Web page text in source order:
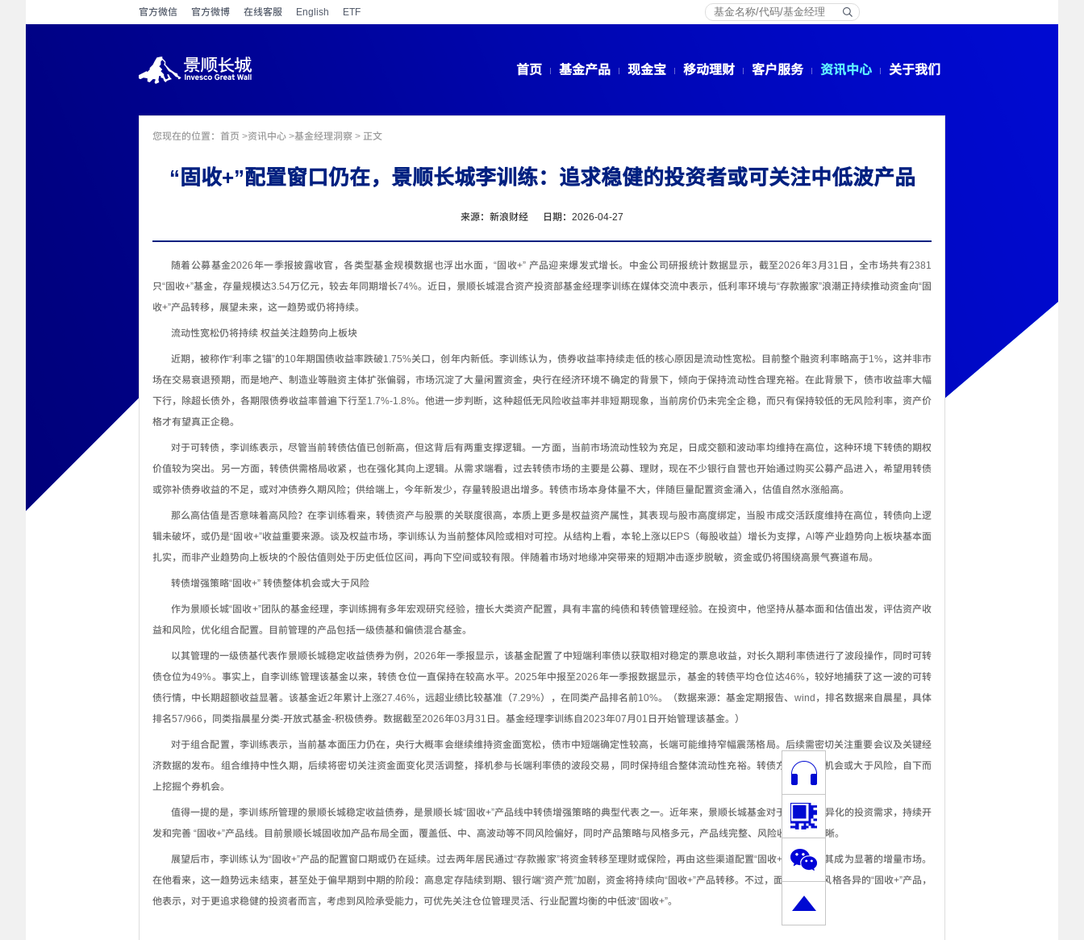
官方微信 官方微博 在线客服 English ETF
首页 基金产品 现金宝 移动理财 客户服务 资讯中心 关于我们
您现在的位置： 首页 >资讯中心 >基金经理洞察 > 正文
“固收+”配置窗口仍在，景顺长城李训练：追求稳健的投资者或可关注中低波产品
来源：新浪财经 日期：2026-04-27
随着公募基金2026年一季报披露收官，各类型基金规模数据也浮出水面，“固收+” 产品迎来爆发式增长。中金公司研报统计数据显示，截至2026年3 月 31 日，全市场共有2381
只“固收+”基金，存量规模达3.54万亿元，较去年同期增长74%。近日，景顺长城混合资产投资部基金经理李训练在媒体交流中表示，低利率环境与“存款搬家”浪潮正持续推动资金向“固
收+”产品转移，展望未来，这一趋势或仍将持续。
流动性宽松仍将持续 权益关注趋势向上板块
近期，被称作“利率之锚”的10年期国债收益率跌破1.75%关口，创年内新低。李训练认为，债券收益率持续走低的核心原因是流动性宽松。目前整个融资利率略高于1%，这并非市
场在交易衰退预期，而是地产、制造业等融资主体扩张偏弱，市场沉淀了大量闲置资金，央行在经济环境不确定的背景下，倾向于保持流动性合理充裕。在此背景下，债市收益率大幅
下行，除超长债外，各期限债券收益率普遍下行至1.7%-1.8%。他进一步判断，这种超低无风险收益率并非短期现象，当前房价仍未完全企稳，而只有保持较低的无风险利率，资产价
格才有望真正企稳。
对于可转债，李训练表示，尽管当前转债估值已创新高，但这背后有两重支撑逻辑。一方面，当前市场流动性较为充足，日成交额和波动率均维持在高位，这种环境下转债的期权
价值较为突出。另一方面，转债供需格局收紧，也在强化其向上逻辑。从需求端看，过去转债市场的主要是公募、理财，现在不少银行自营也开始通过购买公募产品进入，希望用转债
或弥补债券收益的不足，或对冲债券久期风险；供给端上，今年新发少，存量转股退出增多。转债市场本身体量不大，伴随巨量配置资金涌入，估值自然水涨船高。
那么高估值是否意味着高风险？在李训练看来，转债资产与股票的关联度很高，本质上更多是权益资产属性，其表现与股市高度绑定，当股市成交活跃度维持在高位，转债向上逻
辑未破坏，或仍是“固收+”收益重要来源。谈及权益市场，李训练认为当前整体风险或相对可控。从结构上看，本轮上涨以 EPS（每股收益）增长为支撑，AI等产业趋势向上板块基本面
扎实，而非产业趋势向上板块的个股估值则处于历史低位区间，再向下空间或较有限。伴随着市场对地缘冲突带来的短期冲击逐步脱敏，资金或仍将围绕高景气赛道布局。
转债增强策略“固收+”转债整体机会或大于风险
作为景顺长城“固收+”团队的基金经理，李训练拥有多年宏观研究经验，擅长大类资产配置，具有丰富的纯债和转债管理经验。在投资中，他坚持从基本面和估值出发，评估资产收
益和风险，优化组合配置。目前管理的产品包括一级债基和偏债混合基金。
以其管理的一级债基代表作景顺长城稳定收益债券为例，2026年一季报显示，该基金配置了中短端利率债以获取相对稳定的票息收益，对长久期利率债进行了波段操作，同时可转
债仓位为49%。事实上，自李训练管理该基金以来，转债仓位一直保持在较高水平。 2025年中报至2026年一季报数据显示，基金的转债平均仓位达46%，较好地捕获了这一波的可转
债行情，中长期超额收益显著。该基金近2年累计上涨27.46%，远超业绩比较基准（7.29%），在同类产品排名前10%。（数据来源：基金定期报告、 wind ，排名数据来自晨星，具体
排名57/966 ，同类指晨星分类-开放式基金-积极债券。数据截至2026年03月 31 日。基金经理李训练自2023年07月 01 日开始管理该基金。）
对于组合配置，李训练表示，当前基本面压力仍在，央行大概率会继续维持资金面宽松，债市中短端确定性较高，长端可能维持窄幅震荡格局。后续需密切关注重要会议及关键经
济数据的发布。组合维持中性久期，后续将密切关注资金面变化灵活调整，择机参与长端利率债的波段交易，同时保持组合整体流动性充裕。转债方面，整体机会或大于风险，自下而
上挖掘个券机会。
值得一提的是，李训练所管理的景顺长城稳定收益债券，是景顺长城“固收+”产品线中转债增强策略的典型代表之一。近年来，景顺长城基金对于投资者差异化的投资需求，持续开
发和完善 “固收+”产品线。目前景顺长城固收加产品布局全面，覆盖低、中、高波动等不同风险偏好，同时产品策略与风格多元，产品线完整、风险收益特征清晰。
展望后市，李训练认为“固收+”产品的配置窗口期或仍在延续。过去两年居民通过“存款搬家”将资金转移至理财或保险，再由这些渠道配置“固收+”
产品，使其成为显著的增量市场。
在他看来，这一趋势远未结束，甚至处于偏早期到中期的阶段：高息定存陆续到期、银行端“资产荒”加剧，资金将持续向“固收+”产品转移。不过，面对市面上风格各异的“固收+”产品，
他表示，对于更追求稳健的投资者而言，考虑到风险承受能力，可优先关注仓位管理灵活、行业配置均衡的中低波“固收+”。